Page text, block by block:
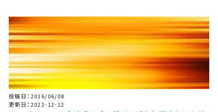
投稿日：2016/06/08
更新日：2022-12-12